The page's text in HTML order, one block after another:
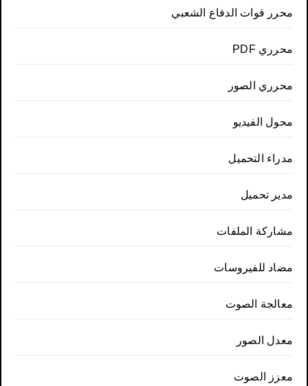
محرر قوات الدفاع الشعبي
محرري PDF
محرري الصور
محول الفيديو
مدراء التحميل
مدير تحميل
مشاركة الملفات
مضاد للفيروسات
معالجة الصوت
معدل الصور
معزز الصوت